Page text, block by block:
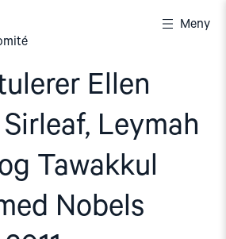
Meny
Ellen
Leymah
Tawakkul
Nobels